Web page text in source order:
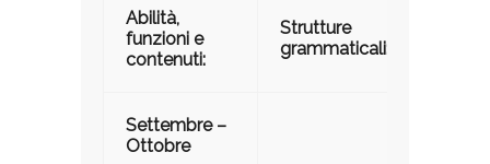
Abilità,
funzioni e
contenuti:
Strutture
grammaticali:
Settembre –
Ottobre